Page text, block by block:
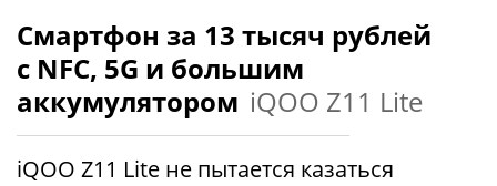
Смартфон за 13 тысяч рублей
с NFC, 5G и большим
аккумулятором iQOO Z11 Lite
iQOO Z11 Lite не пытается казаться